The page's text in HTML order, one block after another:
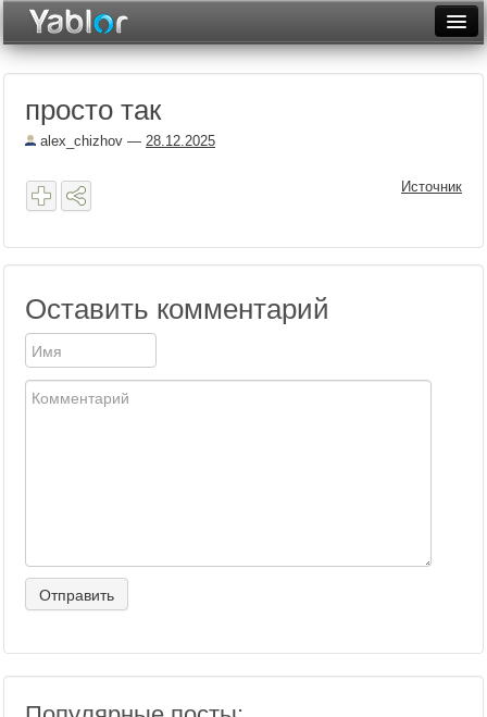
просто так
alex_chizhov — 28.12.2025
Источник
Оставить комментарий